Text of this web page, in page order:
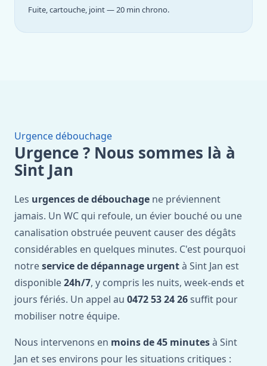
Fuite, cartouche, joint — 20 min chrono.
Urgence débouchage
Urgence ? Nous sommes là à
Sint Jan
Les urgences de débouchage ne préviennent
jamais. Un WC qui refoule, un évier bouché ou une
canalisation obstruée peuvent causer des dégâts
considérables en quelques minutes. C'est pourquoi
notreservice de dépannage urgentà Sint Jan est
disponible24h/7, y compris les nuits, week-ends et
jours fériés. Un appel au 0472 53 24 26 suffit pour
mobiliser notre équipe.
Nous intervenons en moins de 45 minutesà Sint
Jan et ses environs pour les situations critiques :